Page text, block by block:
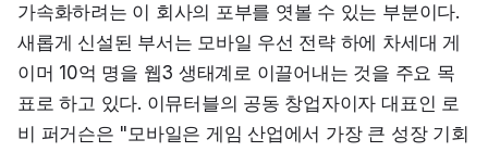
가속화하려는 이 회사의 포부를 엿볼 수 있는 부분이다.
새롭게 신설된 부서는 모바일 우선 전략 하에 차세대 게
이머 10억 명을 웹3 생태계로 이끌어내는 것을 주요 목
표로 하고 있다. 이뮤터블의 공동 창업자이자 대표인 로
비 퍼거슨은 "모바일은 게임 산업에서 가장 큰 성장 기회